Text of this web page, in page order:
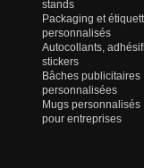
stands
Packaging et
personnalisés
Autocollants,
stickers
Bâches publicitaires
personnalisées
Mugs personnalisés
pour entreprises